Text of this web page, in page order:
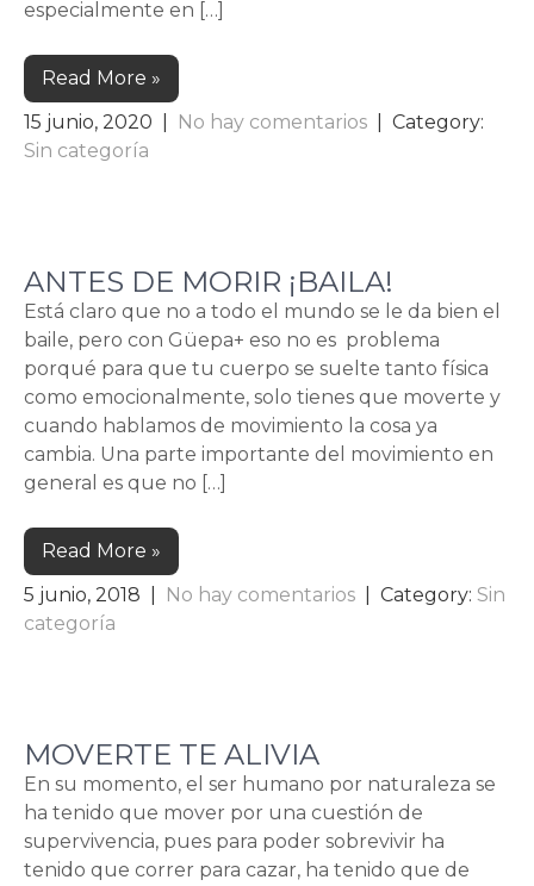
especialmente en […]
Read More »
15 junio, 2020
No hay comentarios
| Category:
Sin categoría
ANTES DE MORIR ¡BAILA!
Está claro que no a todo el mundo se le da bien el
baile, pero con Güepa+ eso no es problema
porqué para que tu cuerpo se suelte tanto física
como emocionalmente, solo tienes que moverte y
cuando hablamos de movimiento la cosa ya
cambia. Una parte importante del movimiento en
general es que no […]
Read More »
5 junio, 2018
No hay comentarios | Category: Sin
categoría
MOVERTE TE ALIVIA
En su momento, el ser humano por naturaleza se
ha tenido que mover por una cuestión de
supervivencia, pues para poder sobrevivir ha
tenido que correr para cazar, ha tenido que de